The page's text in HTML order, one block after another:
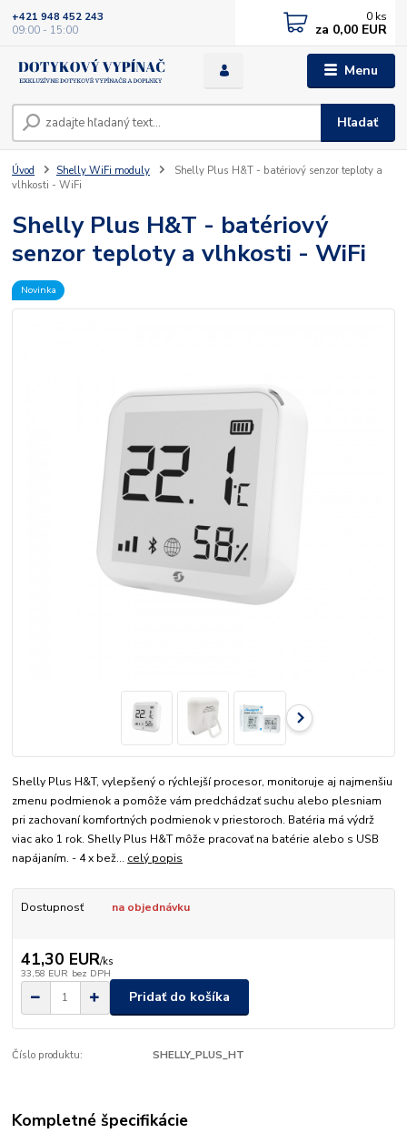
Menu
Hľadať
+421 948 452 243
09:00 - 15:00
0 ks
za 0,00 EUR
Úvod Shelly WiFi moduly
Shelly Plus H&T - batériový senzor teploty a
vlhkosti - WiFi
Shelly Plus H&T - batériový
senzor teploty a vlhkosti - WiFi
Novinka
Shelly Plus H&T, vylepšený o rýchlejší procesor, monitoruje aj najmenšiu
zmenu podmienok a pomôže vám predchádzať suchu alebo plesniam
pri zachovaní komfortných podmienok v priestoroch. Batéria má výdrž
viac ako 1 rok. Shelly Plus H&T môže pracovať na batérie alebo s USB
napájaním. - 4 x bež... celý popis
Dostupnosť na objednávku
41,30 EUR/ks
33,58 EUR bez DPH
Pridať do košíka
Číslo produktu: SHELLY_PLUS_HT
Kompletné špecifikácie